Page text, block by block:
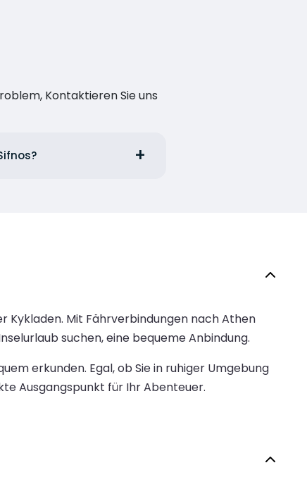
Kontaktieren Sie uns
Kykladen. Mit Fährverbindungen nach Athen
suchen, eine bequeme Anbindung.
erkunden. Egal, ob Sie in ruhiger Umgebung
Ausgangspunkt für Ihr Abenteuer.